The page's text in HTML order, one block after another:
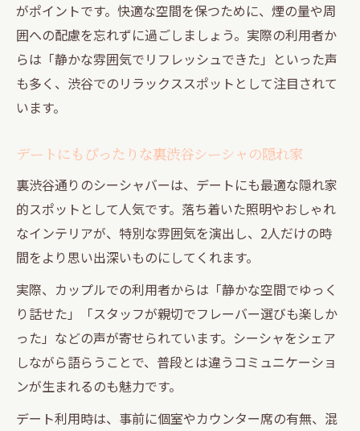
がポイントです。快適な空間を保つために、煙の量や周
囲への配慮を忘れずに過ごしましょう。実際の利用者か
らは「静かな雰囲気でリフレッシュできた」といった声
も多く、渋谷でのリラックススポットとして注目されて
います。
デートにもぴったりな裏渋谷シーシャの隠れ家
裏渋谷通りのシーシャバーは、デートにも最適な隠れ家
的スポットとして人気です。落ち着いた照明やおしゃれ
なインテリアが、特別な雰囲気を演出し、2人だけの時
間をより思い出深いものにしてくれます。
実際、カップルでの利用者からは「静かな空間でゆっく
り話せた」「スタッフが親切でフレーバー選びも楽しか
った」などの声が寄せられています。シーシャをシェア
しながら語らうことで、普段とは違うコミュニケーショ
ンが生まれるのも魅力です。
デート利用時は、事前に個室やカウンター席の有無、混